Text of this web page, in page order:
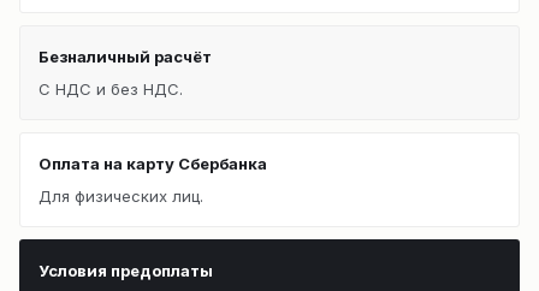
Безналичный расчёт
С НДС и без НДС.
Оплата на карту Сбербанка
Для физических лиц.
Условия предоплаты